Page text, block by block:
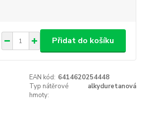
Přidat do košíku
EAN kód: 6414620254448
Typ nátěrové
hmoty:
alkyduretanová